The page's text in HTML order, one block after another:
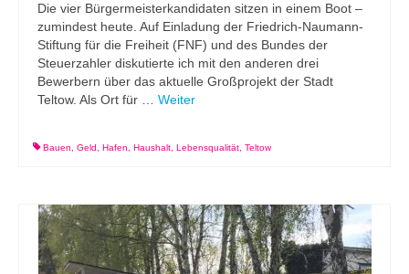
Die vier Bürgermeisterkandidaten sitzen in einem Boot –
zumindest heute. Auf Einladung der Friedrich-Naumann-
Stiftung für die Freiheit (FNF) und des Bundes der
Steuerzahler diskutierte ich mit den anderen drei
Bewerbern über das aktuelle Großprojekt der Stadt
Teltow. Als Ort für … Weiter
Bauen Geld Hafen Haushalt Lebensqualität Teltow